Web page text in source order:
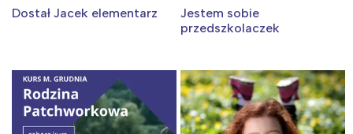
Dostał Jacek elementarz
Jestem sobie
przedszkolaczek